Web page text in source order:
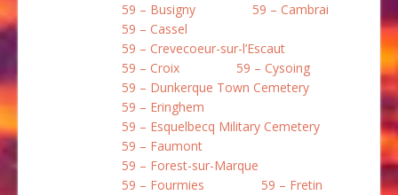
59 – Busigny
59 – Cambrai
59 – Cassel
59 – Crevecoeur-sur-l’Escaut
59 – Croix
59 – Cysoing
59 – Dunkerque Town Cemetery
59 – Eringhem
59 – Esquelbecq Military Cemetery
59 – Faumont
59 – Forest-sur-Marque
59 – Fourmies
59 – Fretin